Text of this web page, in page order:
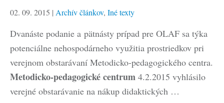
02. 09. 2015 | Archív článkov, Iné texty
Dvanáste podanie a pätnásty prípad pre OLAF sa týka
potenciálne nehospodárneho využitia prostriedkov pri
verejnom obstarávaní Metodicko-pedagogického centra.
Metodicko-pedagogické centrum 4.2.2015 vyhlásilo
verejné obstarávanie na nákup didaktických …